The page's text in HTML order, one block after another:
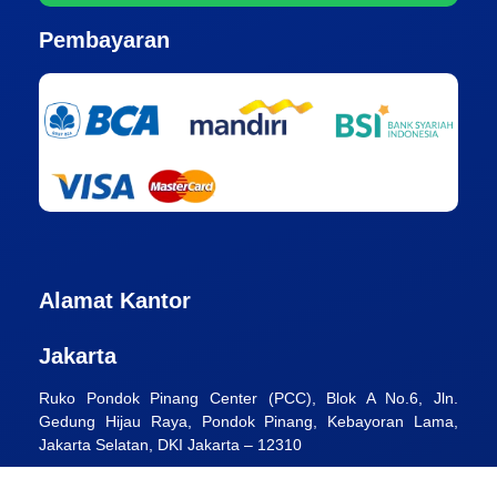
Pembayaran
Alamat Kantor
Jakarta
Ruko Pondok Pinang Center (PCC), Blok A No.6, Jln.
Gedung Hijau Raya, Pondok Pinang, Kebayoran Lama,
Jakarta Selatan, DKI Jakarta – 12310